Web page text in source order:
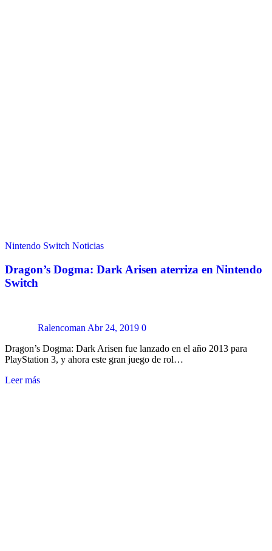
Nintendo Switch Noticias
Dragon’s Dogma: Dark Arisen aterriza en Nintendo
Switch
RalencomanAbr 24, 2019 0
Dragon’s Dogma: Dark Arisen fue lanzado en el año 2013 para
PlayStation 3, y ahora este gran juego de rol…
Leer más